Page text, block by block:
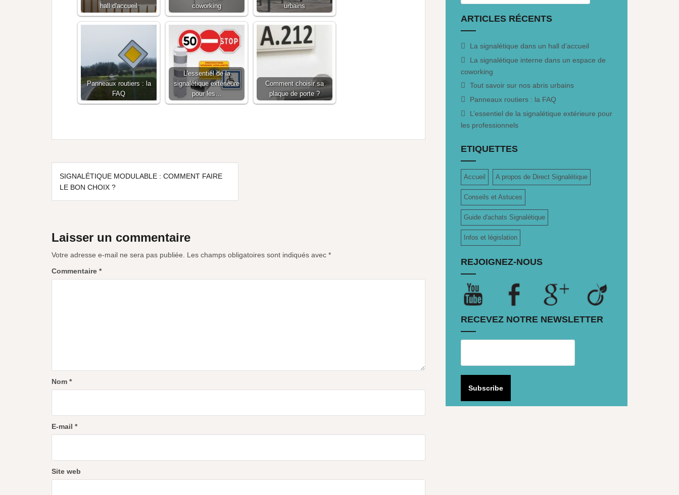
hall d'accueil
coworking
urbains
Panneaux routiers : la
FAQ
L'essentiel de la
signalétique extérieure
pour les…
Comment choisir sa
plaque de porte ?
SIGNALÉTIQUE MODULABLE : COMMENT FAIRE
LE BON CHOIX ?
Laisser un commentaire
Votre adresse e-mail ne sera pas publiée. Les champs obligatoires sont indiqués avec *
Commentaire *
Nom *
E-mail *
Site web
ARTICLES RÉCENTS
La signalétique dans un hall d’accueil
La signalétique interne dans un espace de
coworking
Tout savoir sur nos abris urbains
Panneaux routiers : la FAQ
L’essentiel de la signalétique extérieure pour
les professionnels
ETIQUETTES
Accueil A propos de Direct Signalétique
Conseils et Astuces
Guide d'achats Signalétique
Infos et législation
REJOIGNEZ-NOUS
RECEVEZ NOTRE NEWSLETTER